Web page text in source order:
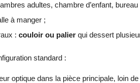
adultes, chambre d’enfant,
à manger ;
:couloir ou palier qui dessert
standard :
optique dans la pièce principale, loin